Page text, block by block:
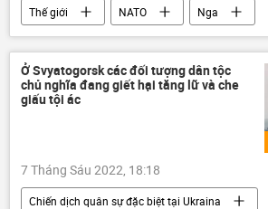
Thế giới NATO
Nga
vũ khí hạt nhân
Thổ Nhĩ Kỳ
Thụy Điển
Phần Lan
Quân sự
Chính trị
Ở Svyatogorsk các đối tượng dân tộc
chủ nghĩa đang giết hại tăng lữ và che
giấu tội ác
7 Tháng Sáu 2022, 18:18
Chiến dịch quân sự đặc biệt tại Ukraina